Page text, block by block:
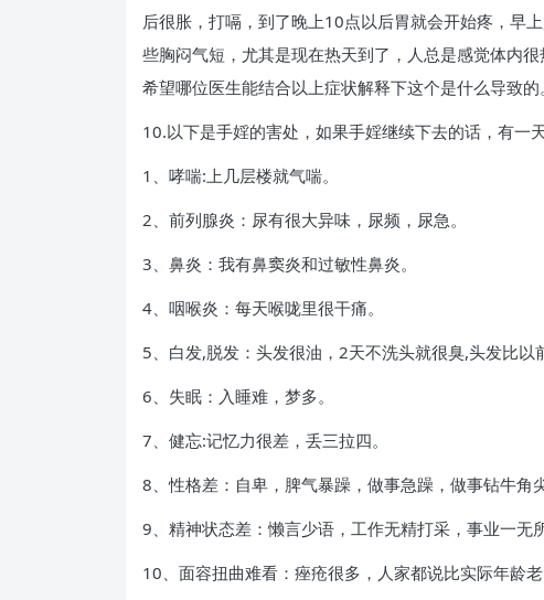
后很胀，打嗝，到了晚上10点以后胃就会开始疼，早
些胸闷气短，尤其是现在热天到了，人总是感觉体内
希望哪位医生能结合以上症状解释下这个是什么导致的
10.以下是手婬的害处，如果手婬继续下去的话，有一
1、哮喘:上几层楼就气喘。
2、前列腺炎：尿有很大异味，尿频，尿急。
3、鼻炎：我有鼻窦炎和过敏性鼻炎。
4、咽喉炎：每天喉咙里很干痛。
5、白发,脱发：头发很油，2天不洗头就很臭,头发比以
6、失眠：入睡难，梦多。
7、健忘:记忆力很差，丢三拉四。
8、性格差：自卑，脾气暴躁，做事急躁，做事钻牛角尖
9、精神状态差：懒言少语，工作无精打采，事业一无所
10、面容扭曲难看：痤疮很多，人家都说比实际年龄老